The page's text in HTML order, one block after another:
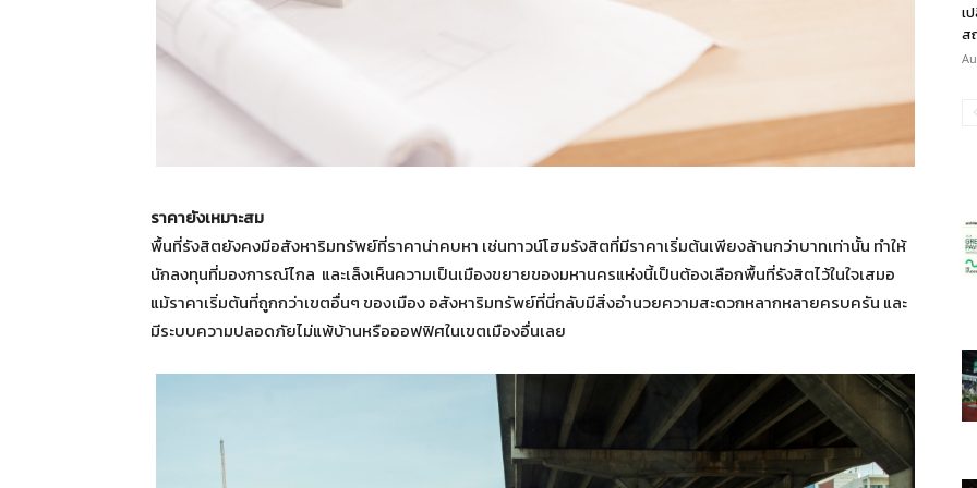
ราคายังเหมาะสม
พื้นที่รังสิตยังคงมีอสังหาริมทรัพย์ที่ราคาน่าคบหา เช่นทาวน์โฮมรังสิตที่มีราคาเริ่มต้นเพียงล้านกว่าบาทเท่านั้น ทำให้
นักลงทุนที่มองการณ์ไกล และเล็งเห็นความเป็นเมืองขยายของมหานครแห่งนี้เป็นต้องเลือกพื้นที่รังสิตไว้ในใจเสมอ
แม้ราคาเริ่มต้นที่ถูกกว่าเขตอื่นๆ ของเมือง อสังหาริมทรัพย์ที่นี่กลับมีสิ่งอำนวยความสะดวกหลากหลายครบครัน และ
มีระบบความปลอดภัยไม่แพ้บ้านหรือออฟฟิศในเขตเมืองอื่นเลย
เ
ส